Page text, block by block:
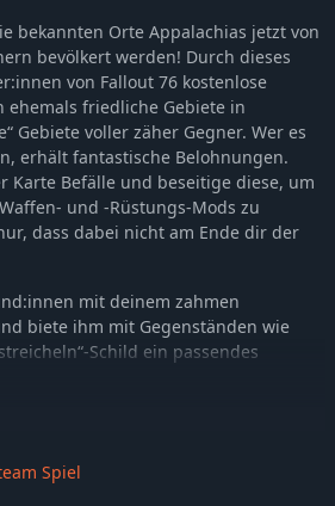
bekannten Orte Appalachias jetzt von
bevölkert werden! Durch dieses
von Fallout 76 kostenlose
ehemals friedliche Gebiete in
Gebiete voller zäher Gegner. Wer es
erhält fantastische Belohnungen.
Karte Befälle und beseitige diese, um
und -Rüstungs-Mods zu
dass dabei nicht am Ende dir der
mit deinem zahmen
biete ihm mit Gegenständen wie
Schild ein passendes
Charaktere
Den ersten Schritt hast du bereits
Spiel